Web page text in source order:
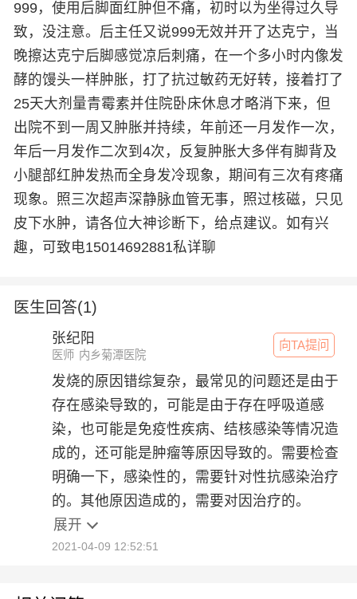
999，使用后脚面红肿但不痛，初时以为坐得过久导
致，没注意。后主任又说999无效并开了达克宁，当
晚擦达克宁后脚感觉凉后刺痛，在一个多小时内像发
酵的馒头一样肿胀，打了抗过敏药无好转，接着打了
25天大剂量青霉素并住院卧床休息才略消下来，但
出院不到一周又肿胀并持续，年前还一月发作一次，
年后一月发作二次到4次，反复肿胀大多伴有脚背及
小腿部红肿发热而全身发冷现象，期间有三次有疼痛
现象。照三次超声深静脉血管无事，照过核磁，只见
皮下水肿，请各位大神诊断下，给点建议。如有兴
趣，可致电15014692881私详聊
医生回答(1)
向TA提问
张纪阳
医师 内乡菊潭医院
发烧的原因错综复杂，最常见的问题还是由于
存在感染导致的，可能是由于存在呼吸道感
染，也可能是免疫性疾病、结核感染等情况造
成的，还可能是肿瘤等原因导致的。需要检查
明确一下，感染性的，需要针对性抗感染治疗
的。其他原因造成的，需要对因治疗的。
展开
2021-04-09 12:52:51